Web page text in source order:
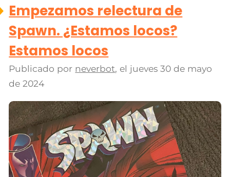
Empezamos relectura de
Spawn. ¿Estamos locos?
Estamos locos
Publicado por neverbot, el jueves 30 de mayo
de 2024